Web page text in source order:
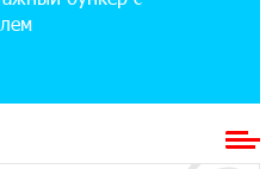
навыки на «Давидбекских